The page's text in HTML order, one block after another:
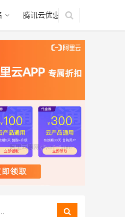
腾讯云优惠